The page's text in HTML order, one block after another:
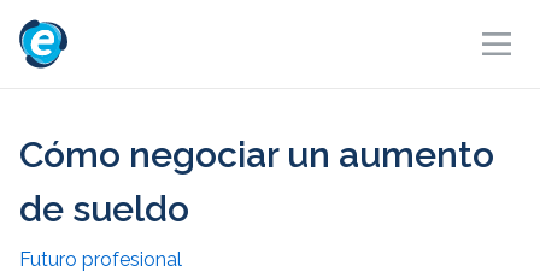
Cómo negociar un aumento
de sueldo
Futuro profesional